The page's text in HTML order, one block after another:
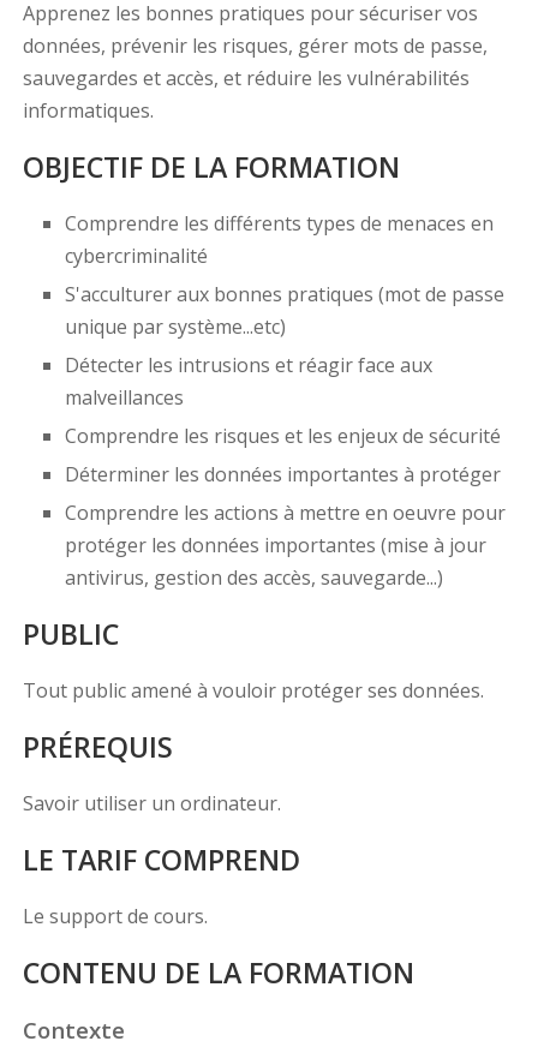
Apprenez les bonnes pratiques pour sécuriser vos
données, prévenir les risques, gérer mots de passe,
sauvegardes et accès, et réduire les vulnérabilités
informatiques.
OBJECTIF DE LA FORMATION
Comprendre les différents types de menaces en
cybercriminalité
S'acculturer aux bonnes pratiques (mot de passe
unique par système...etc)
Détecter les intrusions et réagir face aux
malveillances
Comprendre les risques et les enjeux de sécurité
Déterminer les données importantes à protéger
Comprendre les actions à mettre en oeuvre pour
protéger les données importantes (mise à jour
antivirus, gestion des accès, sauvegarde...)
PUBLIC
Tout public amené à vouloir protéger ses données.
PRÉREQUIS
Savoir utiliser un ordinateur.
LE TARIF COMPREND
Le support de cours.
CONTENU DE LA FORMATION
Contexte